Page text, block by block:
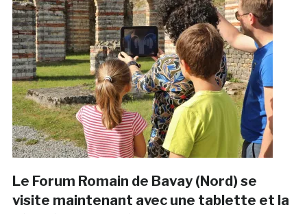
Le Forum Romain de Bavay (Nord) se
visite maintenant avec une tablette et la